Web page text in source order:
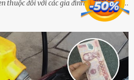
thuộc ᵭṓi với các gia ᵭình. Cȃy có sức
tác dụng trang trí nhà cửa, làm sạch
cȃy lưỡi hổ. Tuy nhiên, ᵭể cȃy phát
như ra hoa thì bạn cần phải bổ
cȃy. Một trong những loại phȃn bón
ᵭậu nành cung cấp nhiḕu protein,